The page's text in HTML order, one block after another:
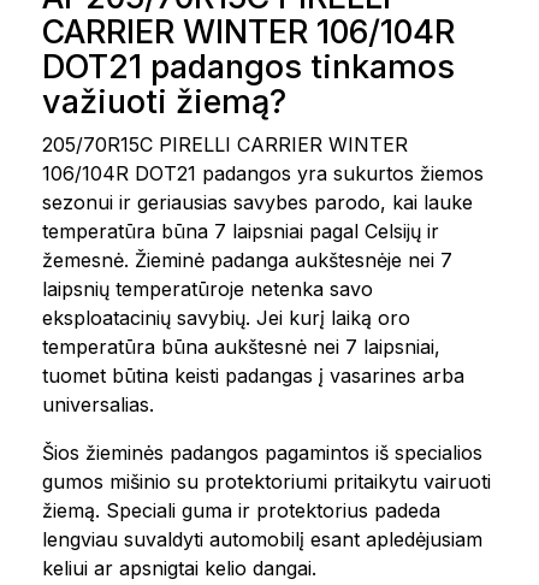
CARRIER WINTER 106/104R
DOT21 padangos tinkamos
važiuoti žiemą?
205/70R15C PIRELLI CARRIER WINTER
106/104R DOT21 padangos yra sukurtos žiemos
sezonui ir geriausias savybes parodo, kai lauke
temperatūra būna 7 laipsniai pagal Celsijų ir
žemesnė. Žieminė padanga aukštesnėje nei 7
laipsnių temperatūroje netenka savo
eksploatacinių savybių. Jei kurį laiką oro
temperatūra būna aukštesnė nei 7 laipsniai,
tuomet būtina keisti padangas į vasarines arba
universalias.
Šios žieminės padangos pagamintos iš specialios
gumos mišinio su protektoriumi pritaikytu vairuoti
žiemą. Speciali guma ir protektorius padeda
lengviau suvaldyti automobilį esant apledėjusiam
keliui ar apsnigtai kelio dangai.